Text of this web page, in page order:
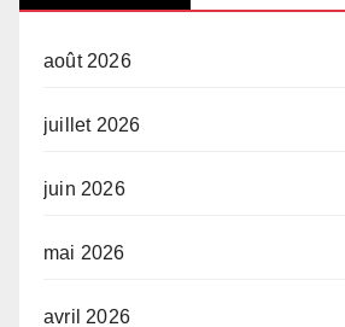
août 2026
juillet 2026
juin 2026
mai 2026
avril 2026